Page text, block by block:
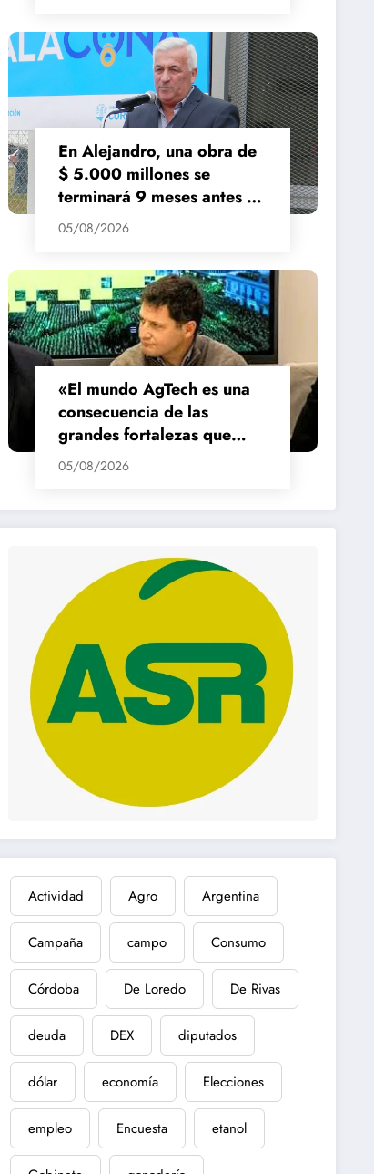
En Alejandro, una obra de
$ 5.000 millones se
terminará 9 meses antes de
lo previsto
05/08/2026
«El mundo AgTech es una
consecuencia de las
grandes fortalezas que
tenemos en la región»
05/08/2026
Actividad Agro Argentina
Campaña campo Consumo
Córdoba De Loredo De Rivas
deuda DEX diputados
dólar economía Elecciones
empleo Encuesta etanol